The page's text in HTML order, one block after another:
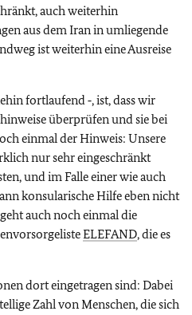
auch weiterhin
aus dem Iran in umliegende
ist weiterhin eine Ausreise
fortlaufend ‑, ist, dass wir
überprüfen und sie bei
einmal der Hinweis: Unsere
nur sehr eingeschränkt
und im Falle einer wie auch
konsularische Hilfe eben nicht
auch noch einmal die
ELEFAND, die es
dort eingetragen sind: Dabei
Zahl von Menschen, die sich